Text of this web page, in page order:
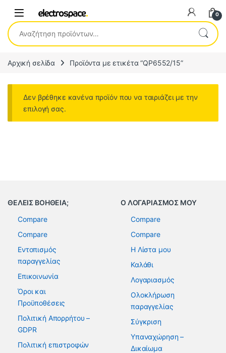
0
Αναζήτηση για:
Αρχική σελίδα Προϊόντα με ετικέτα “QP6552/15”
Δεν βρέθηκε κανένα προϊόν που να ταιριάζει με την
επιλογή σας.
ΘΕΛΕΙΣ ΒΟΗΘΕΙΑ;
Compare
Compare
Εντοπισμός
παραγγελίας
Επικοινωνία
Όροι και
Προϋποθέσεις
Πολιτική Απορρήτου –
GDPR
Πολιτική επιστροφών
Ο ΛΟΓΑΡΙΑΣΜΟΣ ΜΟΥ
Compare
Compare
Η Λίστα μου
Καλάθι
Λογαριασμός
Ολοκλήρωση
παραγγελίας
Σύγκριση
Υπαναχώρηση –
Δικαίωμα